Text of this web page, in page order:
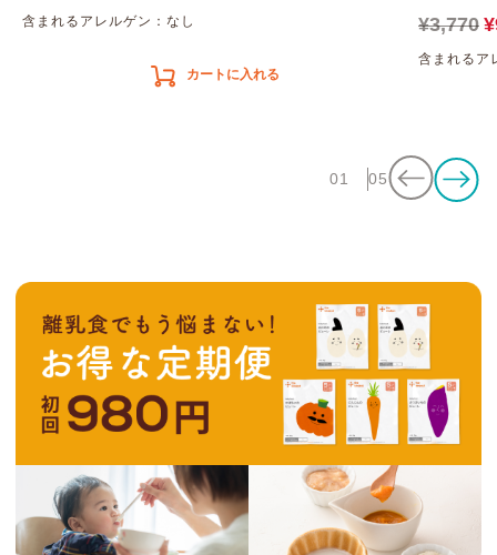
含まれるアレルゲン：なし
カートに入れる
¥3,770
含まれるア
01 05